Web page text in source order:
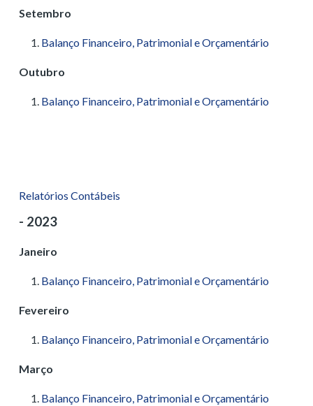
Setembro
Balanço Financeiro, Patrimonial e Orçamentário
Outubro
Balanço Financeiro, Patrimonial e Orçamentário
Relatórios Contábeis
- 2023
Janeiro
Balanço Financeiro, Patrimonial e Orçamentário
Fevereiro
Balanço Financeiro, Patrimonial e Orçamentário
Março
Balanço Financeiro, Patrimonial e Orçamentário